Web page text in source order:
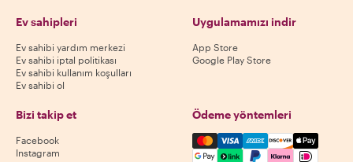
Ev sahipleri
Ev sahibi yardım merkezi
Ev sahibi iptal politikası
Ev sahibi kullanım koşulları
Ev sahibi ol
Uygulamamızı indir
App Store
Google Play Store
Bizi takip et
Facebook
Instagram
Ödeme yöntemleri
Mastercard, Visa, Amex,